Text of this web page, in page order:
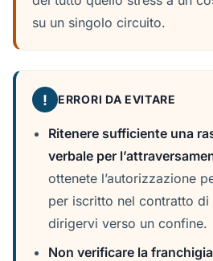
su un singolo circuito.
! ERRORI DA EVITARE
Ritenere sufficiente una
verbale per
ottenete l’autorizzazione
per iscritto nel contratto
dirigervi verso un confine.
Non verificare la